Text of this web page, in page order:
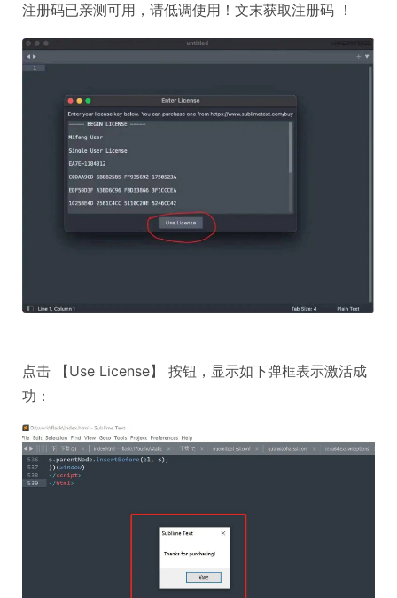
注册码已亲测可用，请低调使用！文末获取注册码 ！
点击 【Use License】 按钮，显示如下弹框表示激活成
功：